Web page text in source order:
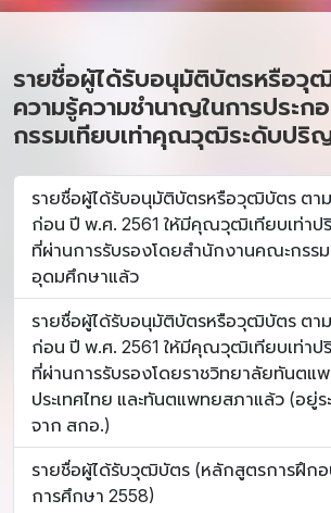
รายชื่อผู้ได้รับอนุมัติบัตรหรือวุ
ความรู้ความชำนาญในการประ
กรรมเทียบเท่าคุณวุฒิระดับปริ
รายชื่อผู้ได้รับอนุมัติบัตรหรือวุฒิบัตร ตา
ก่อน ปี พ.ศ. 2561 ให้มีคุณวุฒิเทียบเท่า
ที่ผ่านการรับรองโดยสำนักงานคณะกรร
อุดมศึกษาแล้ว
รายชื่อผู้ได้รับอนุมัติบัตรหรือวุฒิบัตร ตา
ก่อน ปี พ.ศ. 2561 ให้มีคุณวุฒิเทียบเท่า
ที่ผ่านการรับรองโดยราชวิทยาลัยทันตแ
ประเทศไทย และทันตแพทยสภาแล้ว (อยู่ร
จาก สกอ.)
รายชื่อผู้ได้รับวุฒิบัตร (หลักสูตรการฝึก
การศึกษา 2558)